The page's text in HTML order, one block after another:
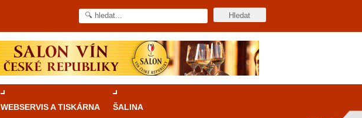
WEBSERVIS A TISKÁRNA ŠALINA